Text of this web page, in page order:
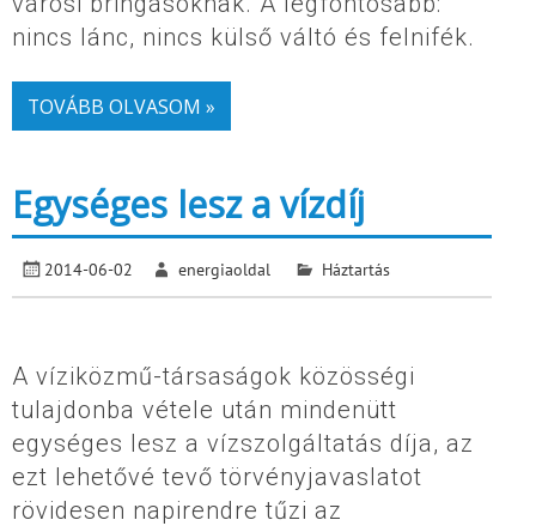
nincs lánc, nincs külső váltó és felnifék.
TOVÁBB OLVASOM »
Egységes lesz a vízdíj
2014-06-02 energiaoldal Háztartás
A víziközmű-társaságok közösségi
tulajdonba vétele után mindenütt
egységes lesz a vízszolgáltatás díja, az
ezt lehetővé tevő törvényjavaslatot
rövidesen napirendre tűzi az